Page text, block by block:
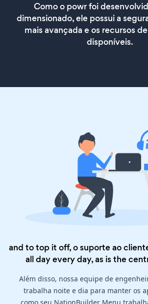
Como o powr foi
dimensionado, ele possui a
mais avançada e os recursos
disponíveis.
and to top it off, o suporte ao
all day every day, as is the
Além disso, nossa equipe de
trabalha noite e dia para manter os